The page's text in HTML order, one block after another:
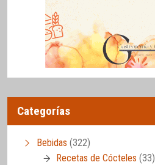
Categorías
Bebidas (322)
Recetas de Cócteles (33)